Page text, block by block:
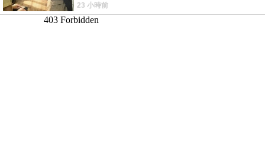
復...，每天跪鍵盤還是被判了花心的罪
23 小時前